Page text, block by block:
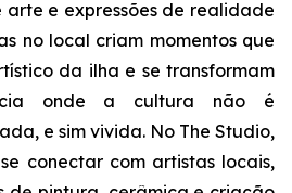
arte e expressões de realidade
no local criam momentos que
da ilha e se transformam
onde a cultura não é
e sim vivida. No The Studio,
conectar com artistas locais,